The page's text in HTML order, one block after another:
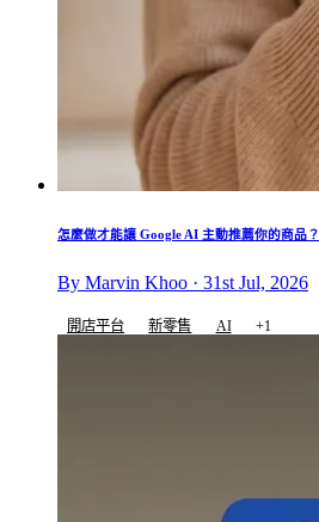
怎麼做才能讓 Google AI 主動推薦你的商品？
By Marvin Khoo · 31st Jul, 2026
開店平台 新零售 AI +1